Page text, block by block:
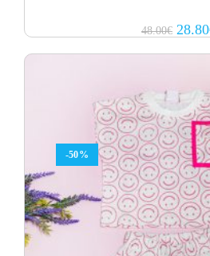
48.00€
price
28.80
-50%